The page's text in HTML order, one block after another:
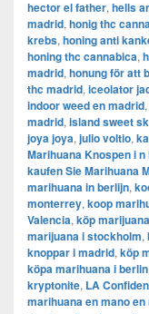
hector el father, hells
madrid, honig thc
krebs, honing anti
honing thc cannabica,
madrid, honung för att
thc madrid, iceolator
indoor weed en madrid,
madrid, island sweet
joya joya, julio voltio,
Marihuana Knospen i n
kaufen Sie Marihuana
marihuana in berlijn,
monterrey, koop
Valencia, köp
marijuana i stockholm,
knoppar i madrid, köp
köpa marihuana i berlin
kryptonite, LA
marihuana en mano